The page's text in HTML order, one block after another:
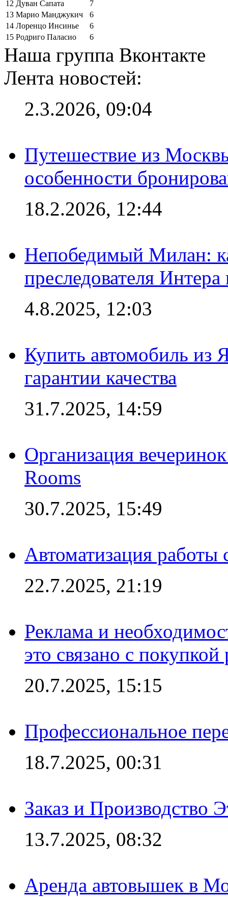
12 Дуван Сапата
7
13 Марио Манджукич
6
14 Лоренцо Инсинье
6
15 Родриго Паласио 6
Наша группа Вконтакте
Лента новостей:
2.3.2026, 09:04
Путешествие из
особенности
18.2.2026, 12:44
Непобедимый Милан:
преследователя
4.8.2025, 12:03
Купить автомобиль из
гарантии качества
31.7.2025, 14:59
Организация
Rooms
30.7.2025, 15:49
Автоматизация работы
22.7.2025, 21:19
Реклама и
это связано с покупкой
20.7.2025, 15:15
Профессиональное
18.7.2025, 00:31
Заказ и Производство
13.7.2025, 08:32
Аренда автовышек в